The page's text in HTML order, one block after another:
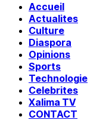
Accueil
Actualites
Culture
Diaspora
Opinions
Sports
Technologie
Celebrites
Xalima TV
CONTACT